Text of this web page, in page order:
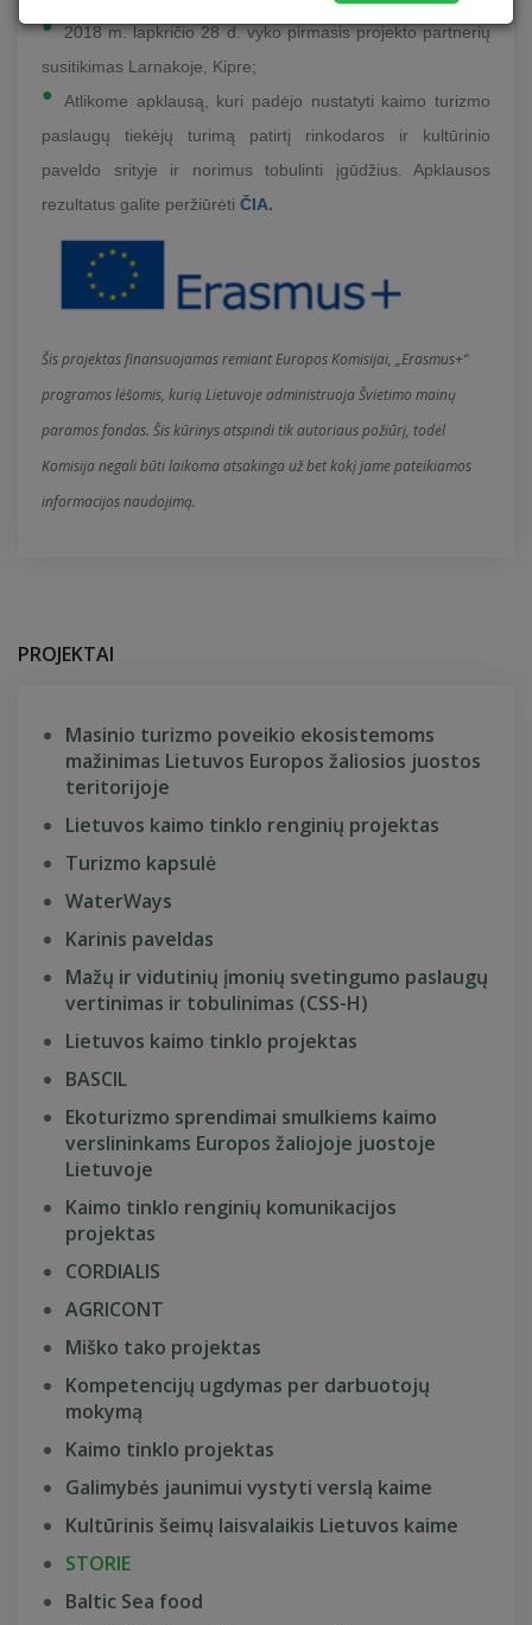
2018 m. lapkričio 28 d. vyko pirmasis projekto partnerių
susitikimas Larnakoje, Kipre;
Atlikome apklausą, kuri padėjo nustatyti kaimo turizmo
paslaugų tiekėjų turimą patirtį rinkodaros ir kultūrinio
paveldo srityje ir norimus tobulinti įgūdžius. Apklausos
rezultatus galite peržiūrėti ČIA.
Šis projektas finansuojamas remiant Europos Komisijai, „Erasmus+“
programos lėšomis, kurią Lietuvoje administruoja Švietimo mainų
paramos fondas. Šis kūrinys atspindi tik autoriaus požiūrį, todėl
Komisija negali būti laikoma atsakinga už bet kokį jame pateikiamos
informacijos naudojimą.
PROJEKTAI
Masinio turizmo poveikio ekosistemoms
mažinimas Lietuvos Europos žaliosios juostos
teritorijoje
Lietuvos kaimo tinklo renginių projektas
Turizmo kapsulė
WaterWays
Karinis paveldas
Mažų ir vidutinių įmonių svetingumo paslaugų
vertinimas ir tobulinimas (CSS-H)
Lietuvos kaimo tinklo projektas
BASCIL
Ekoturizmo sprendimai smulkiems kaimo
verslininkams Europos žaliojoje juostoje
Lietuvoje
Kaimo tinklo renginių komunikacijos
projektas
CORDIALIS
AGRICONT
Miško tako projektas
Kompetencijų ugdymas per darbuotojų
mokymą
Kaimo tinklo projektas
Galimybės jaunimui vystyti verslą kaime
Kultūrinis šeimų laisvalaikis Lietuvos kaime
STORIE
Baltic Sea food